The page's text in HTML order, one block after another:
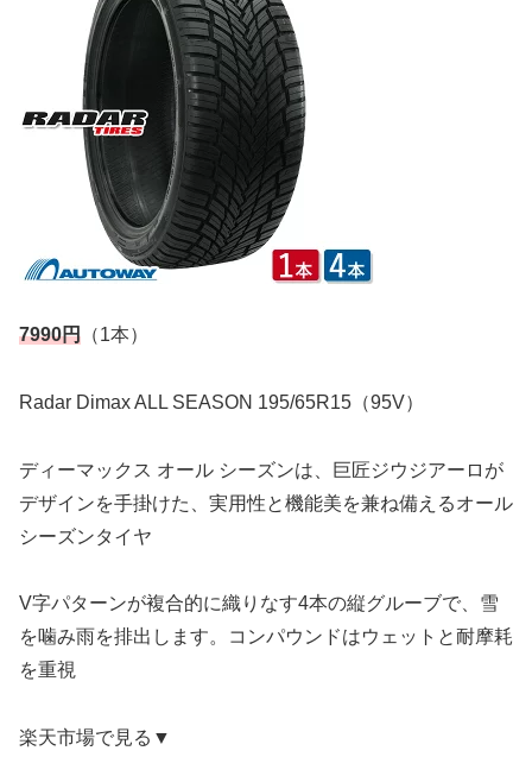
7990円 （1本）
Radar Dimax ALL SEASON 195/65R15（95V）
ディーマックス オール シーズンは、巨匠ジウジアーロが
デザインを手掛けた、実用性と機能美を兼ね備えるオール
シーズンタイヤ
V字パターンが複合的に織りなす4本の縦グルーブで、雪
を噛み雨を排出します。コンパウンドはウェットと耐摩耗
を重視
楽天市場で見る▼